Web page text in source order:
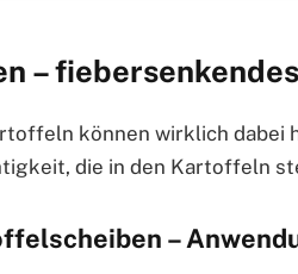
–
können wirklich dabei
die in den Kartoffeln
–